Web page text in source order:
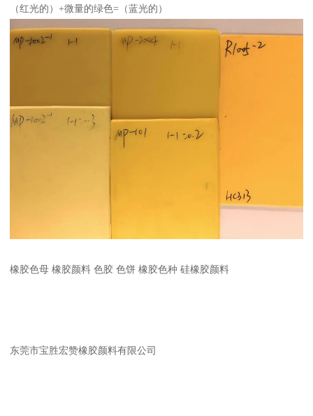
（红光的）+微量的绿色=（蓝光的）
橡胶色母 橡胶颜料 色胶 色饼 橡胶色种 硅橡胶颜料
东莞市宝胜宏赞橡胶颜料有限公司